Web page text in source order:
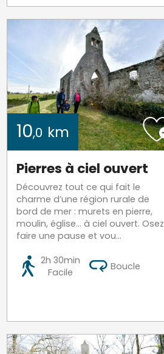
10,0 km
Pierres à ciel ouvert
Découvrez tout ce qui fait le
charme d’une région rurale de
bord de mer : murets en pierre,
moulin, église… à ciel ouvert. Osez
faire une pause et vou...
2h 30min
Facile
Boucle